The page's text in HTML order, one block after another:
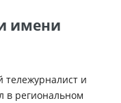
имени
тележурналист и
в региональном